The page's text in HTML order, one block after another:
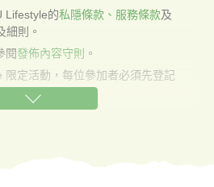
Lifestyle的私隱條款、服務條款及
細則。
閱發佈內容守則 。
限定活動，每位參加者必須先登記
。
方法不同，詳情請參考每個活動之